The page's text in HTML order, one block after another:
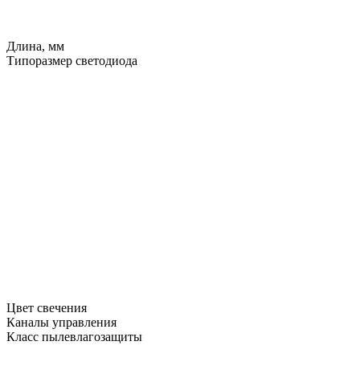
Длина, мм
Типоразмер светодиода
Цвет свечения
Каналы управления
Класс пылевлагозащиты